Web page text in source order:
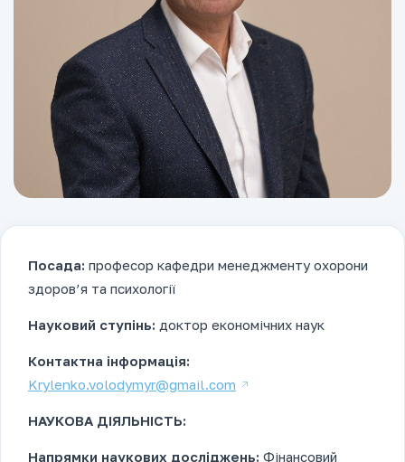
Посада: професор кафедри менеджменту охорони
здоров’я та психології
Науковий ступінь: доктор економічних наук
Контактна інформація:
Krylenko.volodymyr@gmail.com
НАУКОВА ДІЯЛЬНІСТЬ:
Напрямки наукових досліджень: Фінансовий